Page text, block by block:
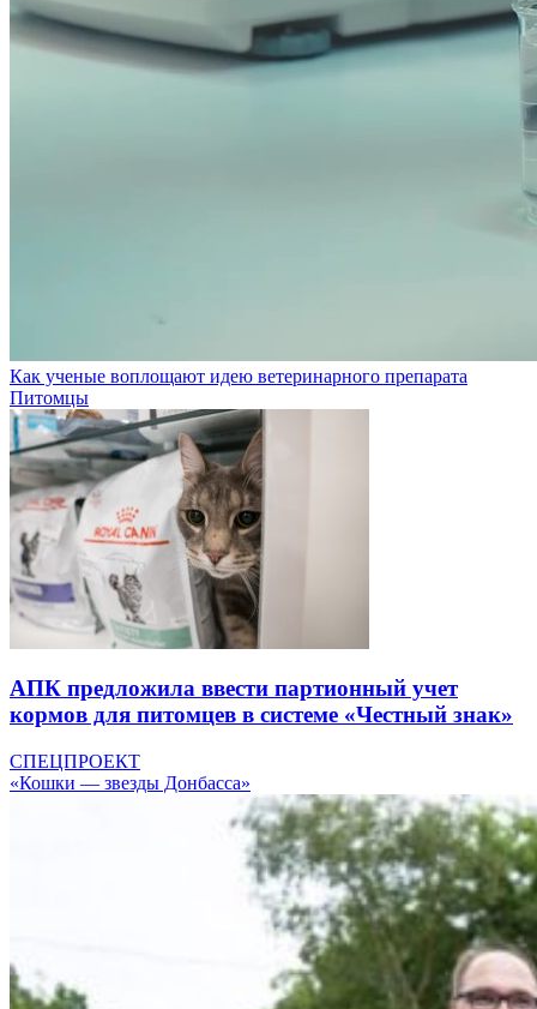
Как ученые воплощают идею ветеринарного препарата
Питомцы
АПК предложила ввести партионный учет
кормов для питомцев в системе «Честный знак»
СПЕЦПРОЕКТ
«Кошки — звезды Донбасса»